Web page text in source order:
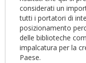
considerati un
tutti i portatori di
posizionamento
delle biblioteche
impalcatura per la
Paese.